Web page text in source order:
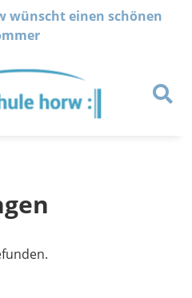
wünscht einen schönen